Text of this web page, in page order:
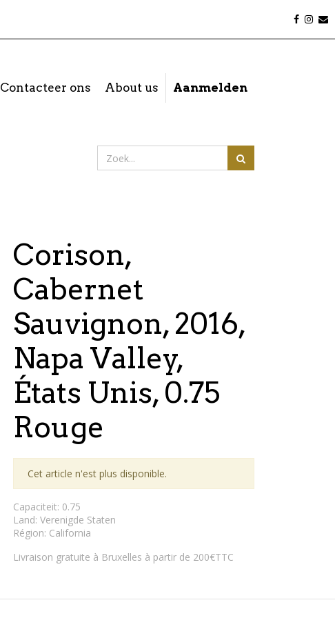
Contacteer ons About us Aanmelden
Corison,
Cabernet
Sauvignon, 2016,
Napa Valley,
États Unis, 0.75
Rouge
Cet article n'est plus disponible.
Capaciteit: 0.75
Land: Verenigde Staten
Région: California
Livraison gratuite à Bruxelles à partir de 200€TTC